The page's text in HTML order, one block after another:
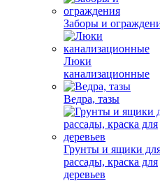
Заборы и
Люки
канализационные
Ведра, тазы
Грунты и ящики
рассады, краска для
деревьев